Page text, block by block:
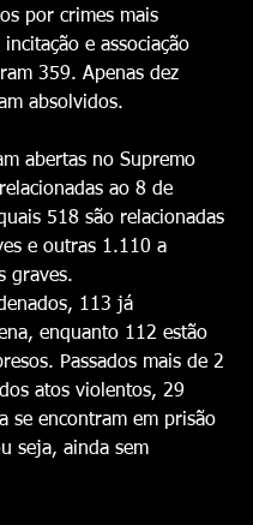
por crimes mais
e associação
359. Apenas dez
absolvidos.
abertas no Supremo
ao 8 de
518 são relacionadas
e outras 1.110 a
graves.
113 já
enquanto 112 estão
Passados mais de 2
atos violentos, 29
se encontram em prisão
seja, ainda sem